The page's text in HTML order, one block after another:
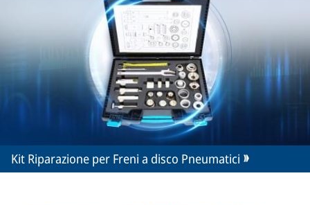
Kit Riparazione per Freni a disco Pneumatici